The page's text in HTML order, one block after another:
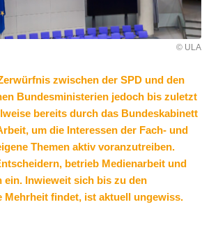
© ULA
zwischen der SPD und den
Bundesministerien jedoch bis zuletzt
bereits durch das Bundeskabinett
um die Interessen der Fach- und
Themen aktiv voranzutreiben.
betrieb Medienarbeit und
Inwieweit sich bis zu den
Mehrheit findet, ist aktuell ungewiss.